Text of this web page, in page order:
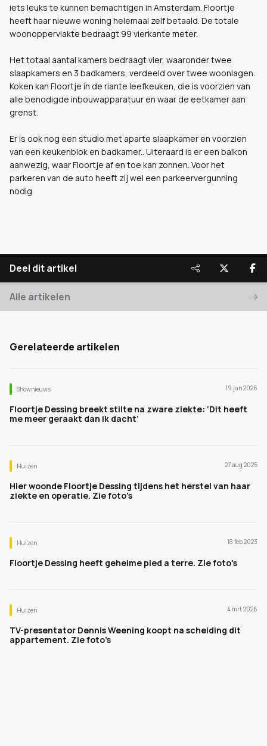
iets leuks te kunnen bemachtigen in Amsterdam. Floortje
heeft haar nieuwe woning helemaal zelf betaald. De totale
woonoppervlakte bedraagt 99 vierkante meter.
Het totaal aantal kamers bedraagt vier, waaronder twee
slaapkamers en 3 badkamers, verdeeld over twee woonlagen.
Koken kan Floortje in de riante leefkeuken, die is voorzien van
alle benodigde inbouwapparatuur en waar de eetkamer aan
grenst.
Er is ook nog een studio met aparte slaapkamer en voorzien
van een keukenblok en badkamer.. Uiteraard is er een balkon
aanwezig, waar Floortje af en toe kan zonnen. Voor het
parkeren van de auto heeft zij wel een parkeervergunning
nodig.
Deel dit artikel
Alle artikelen
Gerelateerde artikelen
Shownieuws 19 jan 2026
Floortje Dessing breekt stilte na zware ziekte: ‘Dit heeft
me meer geraakt dan ik dacht’
Huizen 27 aug 2025
Hier woonde Floortje Dessing tijdens het herstel van haar
ziekte en operatie. Zie foto's
Huizen 18 feb 2023
Floortje Dessing heeft geheime pied a terre. Zie foto's
Huizen 4 mrt 2026
TV-presentator Dennis Weening koopt na scheiding dit
appartement. Zie foto’s